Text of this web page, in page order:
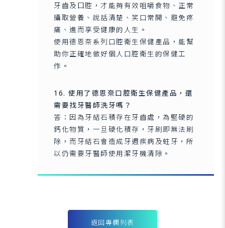
牙齒及囗腔，才能夠有效咀嚼食物、正常
攝取營養、說話清楚、笑口常開、避免疼
痛、進而享受健康的人生。
使用德恩奈系列口腔衛生保健產品，能幫
助你正確地做好個人口腔衛生的保健工
作。
16. 使用了德恩奈口腔衛生保健產品，還
需要找牙醫師洗牙嗎？
答：因為牙結石積存在牙齒處，為堅硬的
鈣化物質，一旦硬化積存，牙刷即無法刷
除，而牙結石會造成牙週疾病及蛀牙，所
以仍需要牙醫師使用潔牙機清除。
返回專欄列表